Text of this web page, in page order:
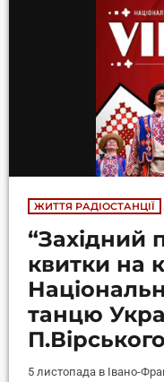
ЖИТТЯ РАДІОСТАНЦІЇ
“Західний
квитки на
танцю
П.Вірського
5 листопада в Івано-